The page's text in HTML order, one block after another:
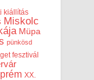
kiállítás
Miskolc
Müpa
pünkösd
fesztivál
XX.